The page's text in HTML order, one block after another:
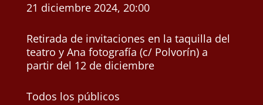
21 diciembre 2024, 20:00
Retirada de invitaciones en la taquilla del
teatro y Ana fotografía (c/ Polvorín) a
partir del 12 de diciembre
Todos los públicos